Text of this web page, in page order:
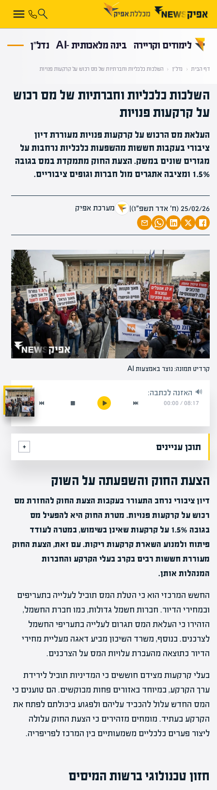
לימודים וקריירה בינה מלאכותית -AI נדל”ן
דף הבית ‹ נדל”ן ‹ השלכות כלכליות וחברתיות של מס רכוש על קרקעות פנויות
השלכות כלכליות וחברתיות של מס רכוש
על קרקעות פנויות
העלאת מס הרכוש על קרקעות פנויות מעוררת דיון
ציבורי בעקבות חששות מהשפעות כלכליות נרחבות על
מגזרים שונים במשק. הצעת החוק מתמקדת במס בגובה
1.5% ומציבה אתגרים מול חברות וגופים ציבוריים.
25/02/26 (ח׳ אדר תשפ״ו) | מערכת אפיק
קרדיט תמונה: נוצר באמצעות AI
האזנה לכתבה:
08:17
/
00:00
תוכן עניינים
הצעת החוק והשפעתה על השוק
דיון ציבורי נרחב התעורר בעקבות הצעת החוק להחזרת מס
רכוש על קרקעות פנויות. מטרת החוק היא להפעיל מס
בגובה 1.5% על קרקעות שאינן בשימוש, במטרה לעודד
פיתוח ולמנוע השארת קרקעות ריקות. עם זאת, הצעת החוק
מעוררת חששות רבים בקרב בעלי הקרקע והחברות
המנהלות אותן.
החשש המרכזי הוא כי הטלת המס תוביל לעלייה בתעריפים
ובמחירי הדיור. חברות חשמל גדולות, כמו חברת החשמל,
הזהירו כי העלאת המס תגרום לעלייה בתעריפי החשמל
לצרכנים. בנוסף, משרד השיכון מביע דאגה מעליית מחירי
הדיור כתוצאה מהעברת עלויות המס על הצרכנים.
בעלי קרקעות מצידם חוששים כי המדיניות תוביל לירידת
ערך הקרקע, במיוחד באזורים פחות מבוקשים. הם טוענים כי
המס החדש עלול להכביד עליהם ולפגוע ביכולתם לפתח את
הקרקע בעתיד. מומחים מזהירים כי הצעת החוק עלולה
ליצור פערים כלכליים משמעותיים בין המרכז לפריפריה.
חזון טכנולוגי ברשות המיסים